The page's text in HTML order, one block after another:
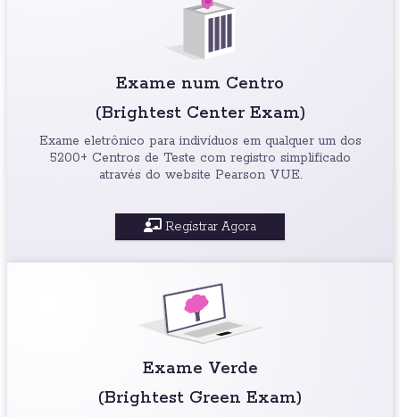
Exame num Centro
(Brightest Center Exam)
Exame eletrônico para indivíduos em qualquer um dos
5200+ Centros de Teste com registro simplificado
através do website Pearson VUE.
Registrar Agora
Exame Verde
(Brightest Green Exam)